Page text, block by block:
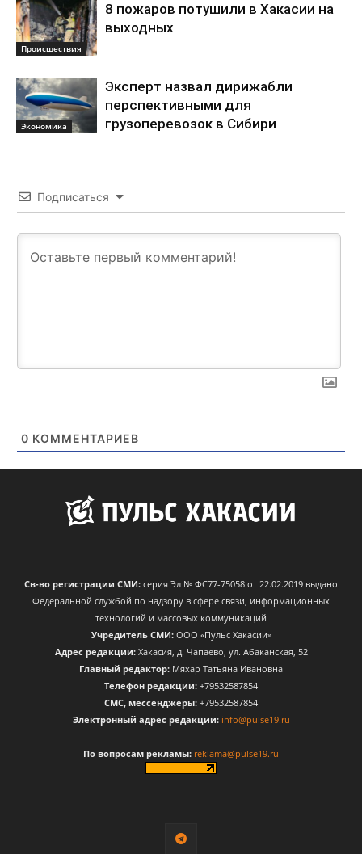
Происшествия
8 пожаров потушили в Хакасии на
выходных
Экономика
Эксперт назвал дирижабли
перспективными для
грузоперевозок в Сибири
Подписаться
0 КОММЕНТАРИЕВ
Св-во регистрации СМИ: серия Эл № ФС77-75058 от 22.02.2019 выдано
Федеральной службой по надзору в сфере связи, информационных
технологий и массовых коммуникаций
Учредитель СМИ:ООО «Пульс Хакасии»
Адрес редакции:Хакасия, д. Чапаево, ул. Абаканская, 52
Главный редактор: Мяхар Татьяна Ивановна
Телефон редакции: +79532587854
CМС, мессенджеры: +79532587854
Электронный адрес редакции: info@pulse19.ru
По вопросам рекламы: reklama@pulse19.ru